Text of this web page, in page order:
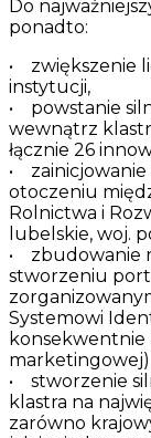
Do
ponadto:
• zwiększenie
instytucji,
• powstanie
wewnątrz
łącznie 26
•
otoczeniu
Rolnictwa i
lubelskie, woj.
• zbudowanie
stworzeniu
Systemowi
konsekwentnie
• stworzenie
klastra na
zarówno